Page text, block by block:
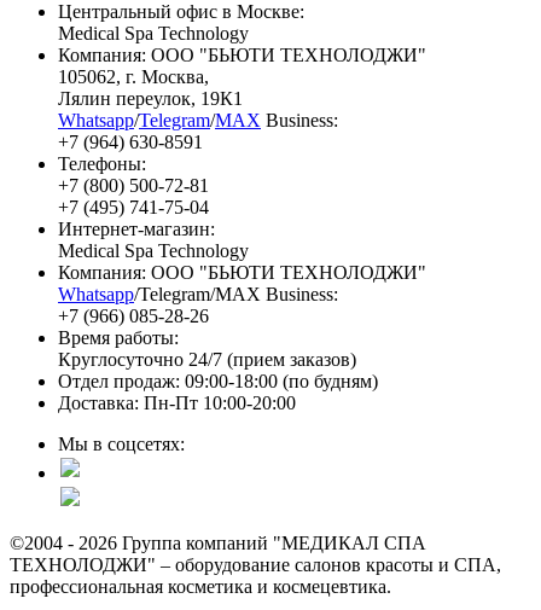
Центральный офис в Москве:
Medical Spa Technology
Компания: ООО "БЬЮТИ ТЕХНОЛОДЖИ"
105062, г. Москва,
Лялин переулок, 19К1
Whatsapp/Telegram/MAX Business:
+7 (964) 630-8591
Телефоны:
+7 (800) 500-72-81
+7 (495) 741-75-04
Интернет-магазин:
Medical Spa Technology
Компания: ООО "БЬЮТИ ТЕХНОЛОДЖИ"
Whatsapp/Telegram/MAX Business:
+7 (966) 085-28-26
Время работы:
Круглосуточно 24/7 (прием заказов)
Отдел продаж: 09:00-18:00 (по будням)
Доставка: Пн-Пт 10:00-20:00
Мы в соцсетях:
©2004 - 2026 Группа компаний "МЕДИКАЛ СПА
ТЕХНОЛОДЖИ" – оборудование салонов красоты и СПА,
профессиональная косметика и космецевтика.